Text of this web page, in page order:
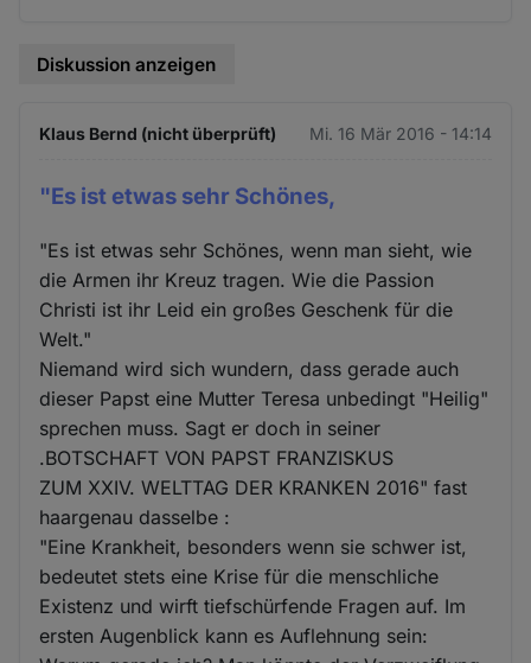
Diskussion anzeigen
Klaus Bernd (nicht überprüft) Mi. 16 Mär 2016 - 14:14
"Es ist etwas sehr Schönes,
"Es ist etwas sehr Schönes, wenn man sieht, wie
die Armen ihr Kreuz tragen. Wie die Passion
Christi ist ihr Leid ein großes Geschenk für die
Welt."
Niemand wird sich wundern, dass gerade auch
dieser Papst eine Mutter Teresa unbedingt "Heilig"
sprechen muss. Sagt er doch in seiner
.BOTSCHAFT VON PAPST FRANZISKUS
ZUM XXIV. WELTTAG DER KRANKEN 2016" fast
haargenau dasselbe :
"Eine Krankheit, besonders wenn sie schwer ist,
bedeutet stets eine Krise für die menschliche
Existenz und wirft tiefschürfende Fragen auf. Im
ersten Augenblick kann es Auflehnung sein: